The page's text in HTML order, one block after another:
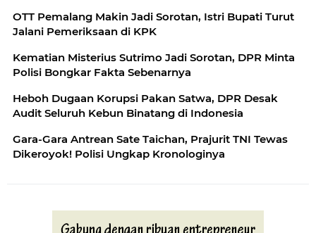
OTT Pemalang Makin Jadi Sorotan, Istri Bupati Turut
Jalani Pemeriksaan di KPK
Kematian Misterius Sutrimo Jadi Sorotan, DPR Minta
Polisi Bongkar Fakta Sebenarnya
Heboh Dugaan Korupsi Pakan Satwa, DPR Desak
Audit Seluruh Kebun Binatang di Indonesia
Gara-Gara Antrean Sate Taichan, Prajurit TNI Tewas
Dikeroyok! Polisi Ungkap Kronologinya